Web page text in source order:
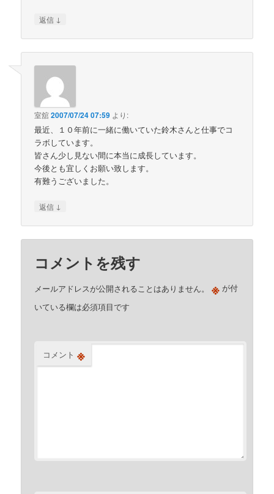
返信 ↓
室舘2007/07/24 07:59 より:
最近、１０年前に一緒に働いていた鈴木さんと仕事でコ
ラボしています。
皆さん少し見ない間に本当に成長しています。
今後とも宜しくお願い致します。
有難うございました。
返信 ↓
コメントを残す
メールアドレスが公開されることはありません。 ※ が付
いている欄は必須項目です
コメント ※